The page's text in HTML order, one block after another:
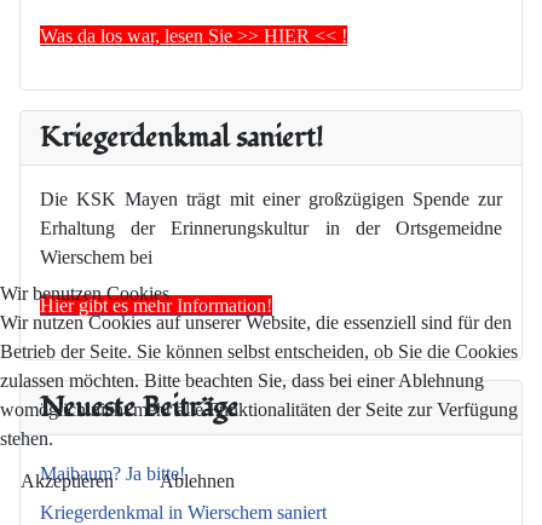
Was da los war, lesen Sie >> HIER << !
Kriegerdenkmal saniert!
Die KSK Mayen trägt mit einer großzügigen Spende zur
Erhaltung der Erinnerungskultur in der Ortsgemeidne
Wierschem bei
Hier gibt es mehr Information!
Neueste Beiträge
Maibaum? Ja bitte!
Kriegerdenkmal in Wierschem saniert
Wir benutzen Cookies
Wir nutzen Cookies auf unserer Website, die essenziell sind für den
Betrieb der Seite. Sie können selbst entscheiden, ob Sie die Cookies
zulassen möchten. Bitte beachten Sie, dass bei einer Ablehnung
womöglich nicht mehr alle Funktionalitäten der Seite zur Verfügung
stehen.
Akzeptieren Ablehnen